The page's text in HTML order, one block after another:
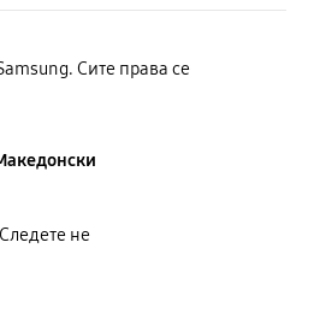
Сите права се
Следете не